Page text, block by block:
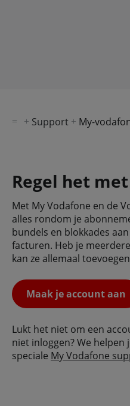
Support My-
Regel het
Met My Vodafone en de
alles rondom je
bundels en blokkades
facturen. Heb je
kan ze allemaal
Maak je account aan
Lukt het niet om een
niet inloggen? We helpen
speciale My Vodafone